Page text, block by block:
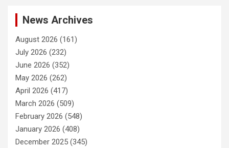
News Archives
August 2026 (161)
July 2026 (232)
June 2026 (352)
May 2026 (262)
April 2026 (417)
March 2026 (509)
February 2026 (548)
January 2026 (408)
December 2025 (345)